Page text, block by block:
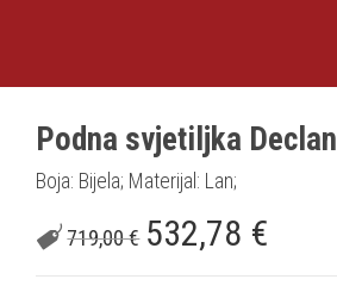
Podna svjetiljka Declan
Boja: Bijela; Materijal: Lan;
719,00€ 532,78 €